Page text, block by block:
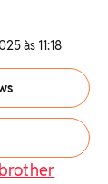
às 11:18